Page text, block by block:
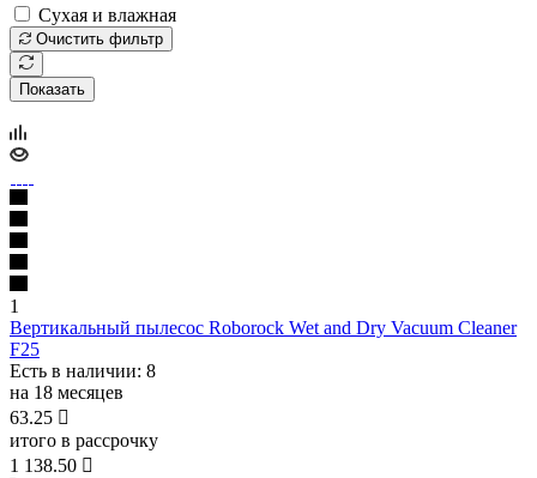
Сухая и влажная
Очистить фильтр
Показать
1
Вертикальный пылесос Roborock Wet and Dry Vacuum Cleaner
F25
Есть в наличии: 8
на 18 месяцев
63.25 
итого в рассрочку
1 138.50 